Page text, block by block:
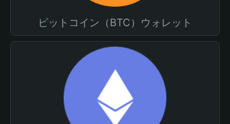
ビットコイン（BTC）ウォレット